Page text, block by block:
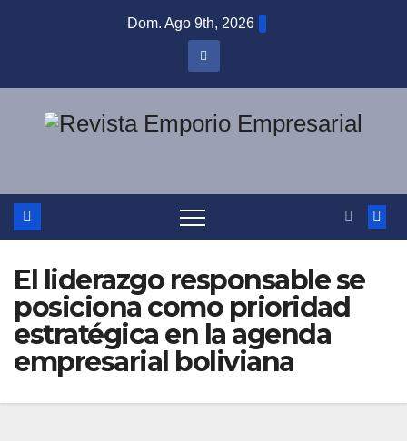
Dom. Ago 9th, 2026
El liderazgo responsable se
posiciona como prioridad
estratégica en la agenda
empresarial boliviana